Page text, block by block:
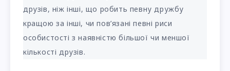
друзів, ніж інші, що робить певну дружбу
кращою за інші, чи пов’язані певні риси
особистості з наявністю більшої чи меншої
кількості друзів.